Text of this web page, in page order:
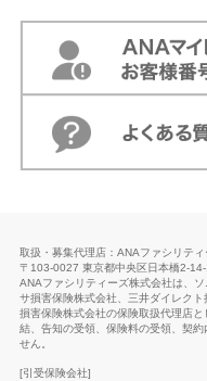
取扱・募集代理店：ANAファシリティ
〒103-0027 東京都中央区日本橋2-14-
ANAファシリティーズ株式会社は、
サ損害保険株式会社、三井ダイレク
損害保険株式会社の保険取扱代理店
結、告知の受領、保険料の受領、契
せん。
[引受保険会社]